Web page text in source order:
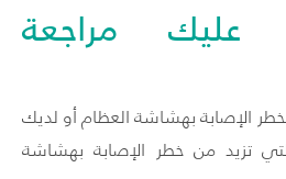
مراجعة
الإصابة بهشاشة العظام أو لديك
تزيد من خطر الإصابة بهشاشة